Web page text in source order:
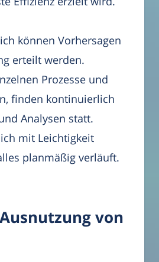
können Vorhersagen
erteilt werden.
Prozesse und
finden kontinuierlich
Analysen statt.
mit Leichtigkeit
planmäßig verläuft.
von